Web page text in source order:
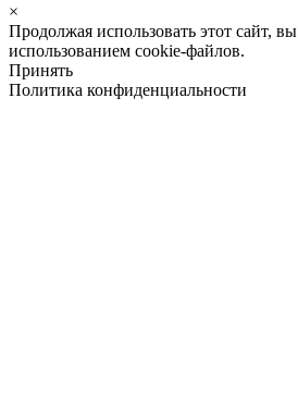
×
Продолжая использовать этот сайт, вы
использованием cookie-файлов.
Принять
Политика конфиденциальности